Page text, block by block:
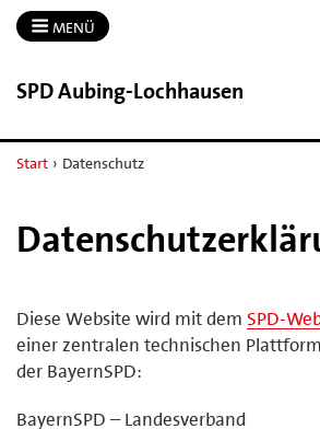
MENÜ
SPD Aubing-​Lochhausen
Start › Datenschutz
Diese Website wird mit dem SPD-
einer zentralen technischen
der BayernSPD:
BayernSPD – Landesverband